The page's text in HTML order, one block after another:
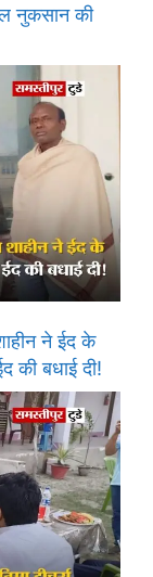
नुकसान की
ने ईद के
की बधाई दी!